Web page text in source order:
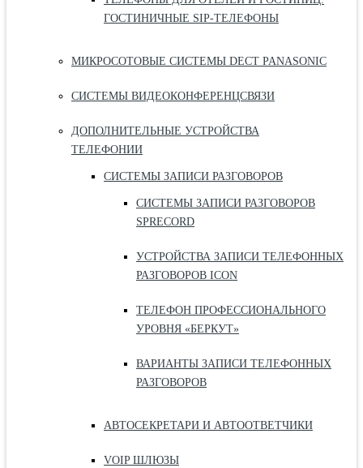
ГОСТИНИЧНЫЕ SIP-ТЕЛЕФОНЫ
МИКРОСОТОВЫЕ СИСТЕМЫ DECT PANASONIC
СИСТЕМЫ ВИДЕОКОНФЕРЕНЦСВЯЗИ
ДОПОЛНИТЕЛЬНЫЕ УСТРОЙСТВА
ТЕЛЕФОНИИ
СИСТЕМЫ ЗАПИСИ РАЗГОВОРОВ
СИСТЕМЫ ЗАПИСИ РАЗГОВОРОВ
SPRECORD
УСТРОЙСТВА ЗАПИСИ ТЕЛЕФОННЫХ
РАЗГОВОРОВ ICON
ТЕЛЕФОН ПРОФЕССИОНАЛЬНОГО
УРОВНЯ «БЕРКУТ»
ВАРИАНТЫ ЗАПИСИ ТЕЛЕФОННЫХ
РАЗГОВОРОВ
АВТОСЕКРЕТАРИ И АВТООТВЕТЧИКИ
VOIP ШЛЮЗЫ